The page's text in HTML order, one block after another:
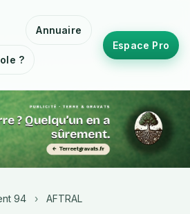
Annuaire
?
Espace Pro
94 › AFTRAL